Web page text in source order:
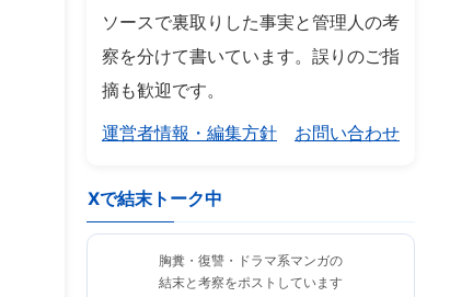
ソースで裏取りした事実と管理人の考
察を分けて書いています。誤りのご指
摘も歓迎です。
運営者情報・編集方針
お問い合わせ
Xで結末トーク中
胸糞・復讐・ドラマ系マンガの
結末と考察をポストしています